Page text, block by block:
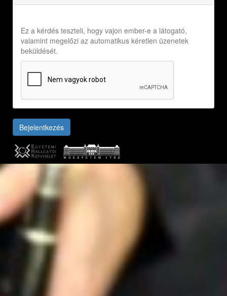
Ez a kérdés teszteli, hogy vajon ember-e a látogató,
valamint megelőzi az automatikus kéretlen üzenetek
beküldését.
Bejelentkezés